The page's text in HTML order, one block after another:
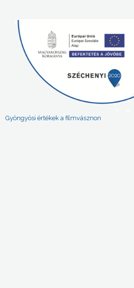
Gyöngyösi értékek a filmvásznon